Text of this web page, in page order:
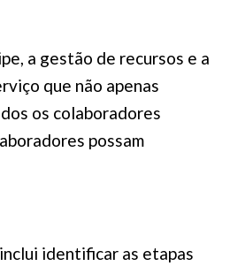
a gestão de recursos e a
que não apenas
os colaboradores
possam
identificar as etapas